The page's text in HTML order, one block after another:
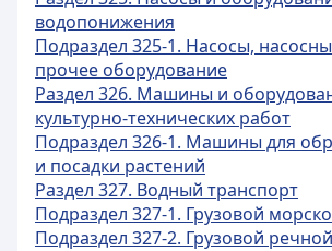
водопонижения
Подраздел 325-1. Насосы,
прочее оборудование
Раздел 326. Машины и
культурно-технических работ
Подраздел 326-1. Машины для
и посадки растений
Раздел 327. Водный транспорт
Подраздел 327-1. Грузовой
Подраздел 327-2. Грузовой